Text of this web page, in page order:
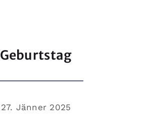
Geburtstag
27. Jänner 2025